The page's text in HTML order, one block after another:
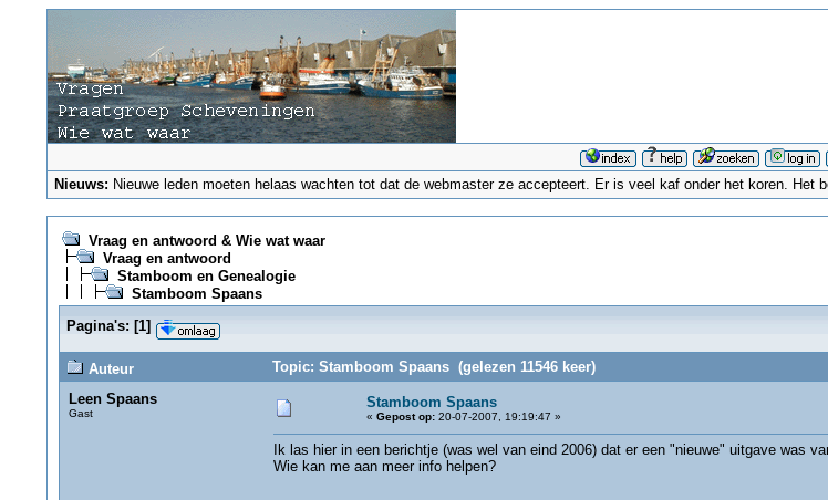
Nieuws: Nieuwe leden moeten helaas wachten tot dat de webmaster ze accepteert. Er is veel kaf onder het koren.
Vraag en antwoord & Wie wat waar
Vraag en antwoord
Stamboom en Genealogie
Stamboom Spaans
Pagina's: [1]
Auteur
Topic: Stamboom Spaans (gelezen 11546 keer)
Leen Spaans
Gast
Stamboom Spaans
« Gepost op:20-07-2007, 19:19:47 »
Ik las hier in een berichtje (was wel van eind 2006) dat er een "nieuwe" uitgave was
Wie kan me aan meer info helpen?